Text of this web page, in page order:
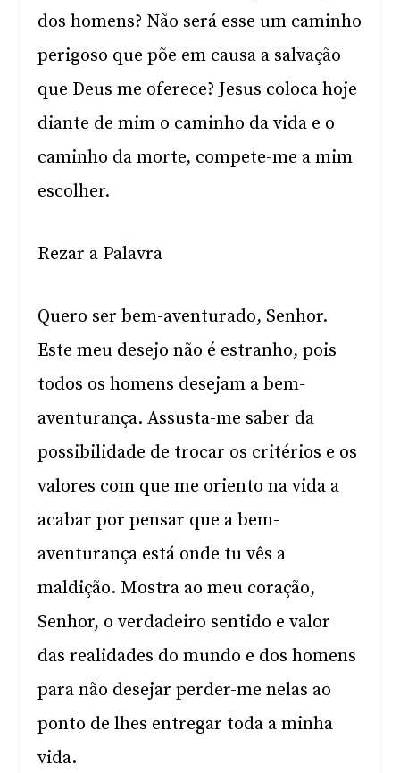
dos homens? Não será esse um caminho
perigoso que põe em causa a salvação
que Deus me oferece? Jesus coloca hoje
diante de mim o caminho da vida e o
caminho da morte, compete-me a mim
escolher.
Rezar a Palavra
Quero ser bem-aventurado, Senhor.
Este meu desejo não é estranho, pois
todos os homens desejam a bem-
aventurança. Assusta-me saber da
possibilidade de trocar os critérios e os
valores com que me oriento na vida a
acabar por pensar que a bem-
aventurança está onde tu vês a
maldição. Mostra ao meu coração,
Senhor, o verdadeiro sentido e valor
das realidades do mundo e dos homens
para não desejar perder-me nelas ao
ponto de lhes entregar toda a minha
vida.